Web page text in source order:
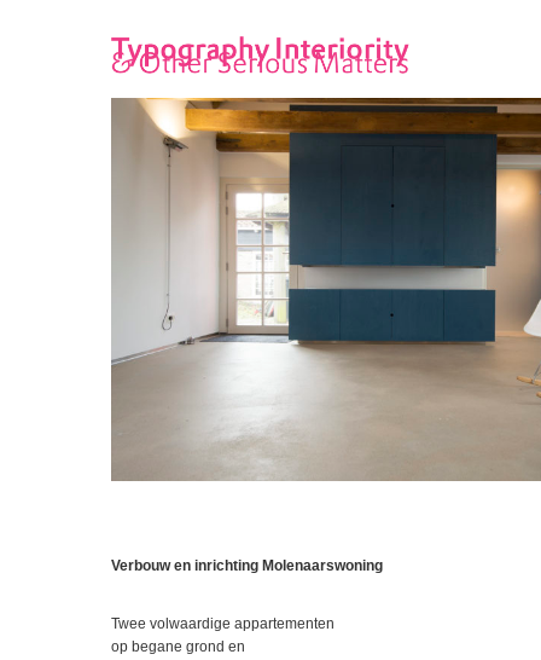
Verbouw en inrichting Molenaarswoning
Twee volwaardige appartementen
op begane grond en